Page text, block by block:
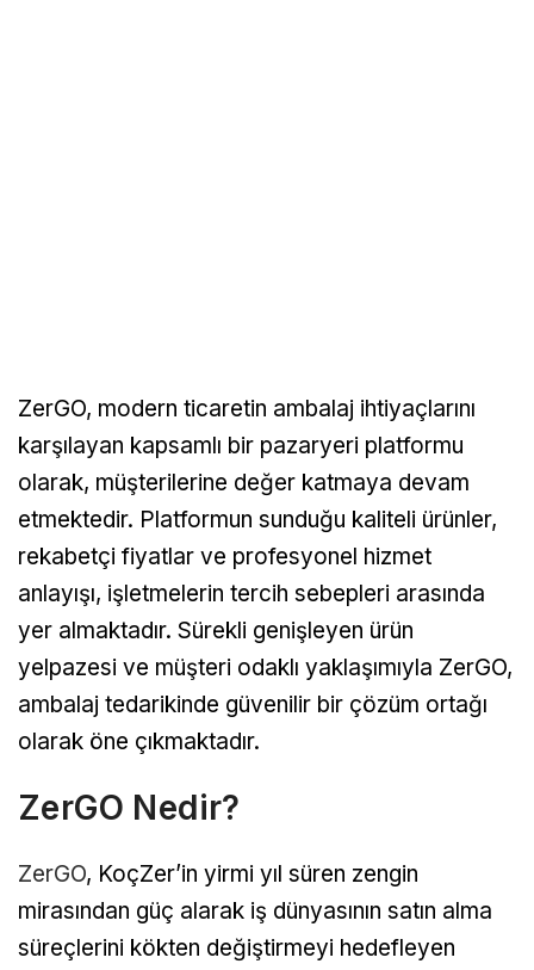
ZerGO, modern ticaretin ambalaj ihtiyaçlarını
karşılayan kapsamlı bir pazaryeri platformu
olarak, müşterilerine değer katmaya devam
etmektedir. Platformun sunduğu kaliteli ürünler,
rekabetçi fiyatlar ve profesyonel hizmet
anlayışı, işletmelerin tercih sebepleri arasında
yer almaktadır. Sürekli genişleyen ürün
yelpazesi ve müşteri odaklı yaklaşımıyla ZerGO,
ambalaj tedarikinde güvenilir bir çözüm ortağı
olarak öne çıkmaktadır.
ZerGO Nedir?
ZerGO, KoçZer’in yirmi yıl süren zengin
mirasından güç alarak iş dünyasının satın alma
süreçlerini kökten değiştirmeyi hedefleyen